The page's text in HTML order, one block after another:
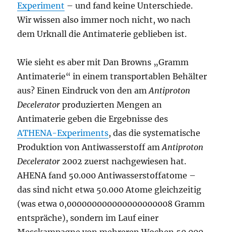
Experiment – und fand keine Unterschiede.
Wir wissen also immer noch nicht, wo nach
dem Urknall die Antimaterie geblieben ist.
Wie sieht es aber mit Dan Browns „Gramm
Antimaterie“ in einem transportablen Behälter
aus? Einen Eindruck von den amAntiproton
Decelerator produzierten Mengen an
Antimaterie geben die Ergebnisse des
ATHENA-Experiments, das die systematische
Produktion von Antiwasserstoff amAntiproton
Decelerator 2002 zuerst nachgewiesen hat.
AHENA fand 50.000 Antiwasserstoffatome –
das sind nicht etwa 50.000 Atome gleichzeitig
(was etwa 0,000000000000000000008 Gramm
entspräche), sondern im Lauf einer